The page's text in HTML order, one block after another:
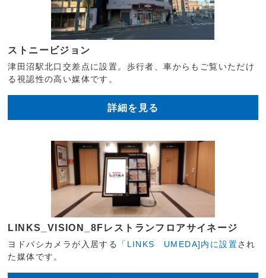
ストニービジョン
津田沼駅北口交差点に設置。歩行者、車からもご覧いただけ
る視認性の高い媒体です。
詳細を見る
LINKS_VISION_8Fレストランフロアサイネージ
ヨドバシカメラが入居する 「LINKS UMEDA]内に設置され
た媒体です。